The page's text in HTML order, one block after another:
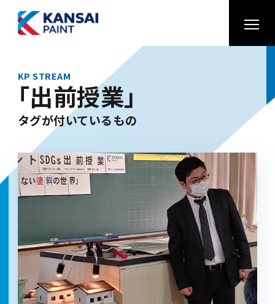
KP STREAM
「出前授業」
タグが付いているもの